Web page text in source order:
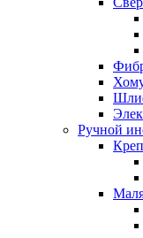
Ручной